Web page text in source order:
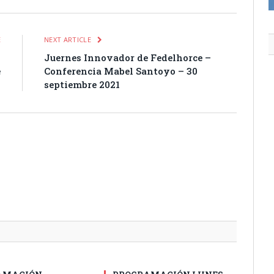
NEXT ARTICLE
Juernes Innovador de Fedelhorce –
Conferencia Mabel Santoyo – 30
septiembre 2021